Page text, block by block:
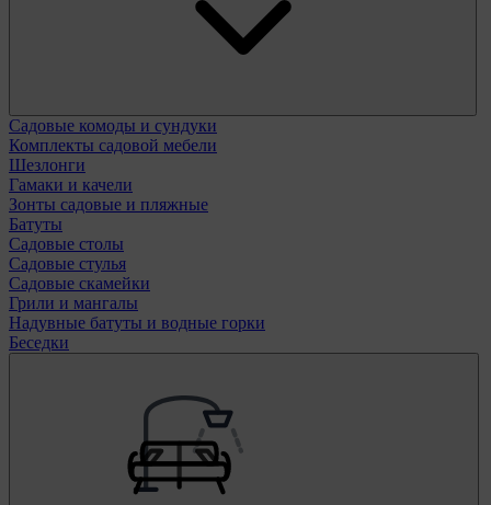
Садовые комоды и сундуки
Комплекты садовой мебели
Шезлонги
Гамаки и качели
Зонты садовые и пляжные
Батуты
Садовые столы
Садовые стулья
Садовые скамейки
Грили и мангалы
Надувные батуты и водные горки
Беседки